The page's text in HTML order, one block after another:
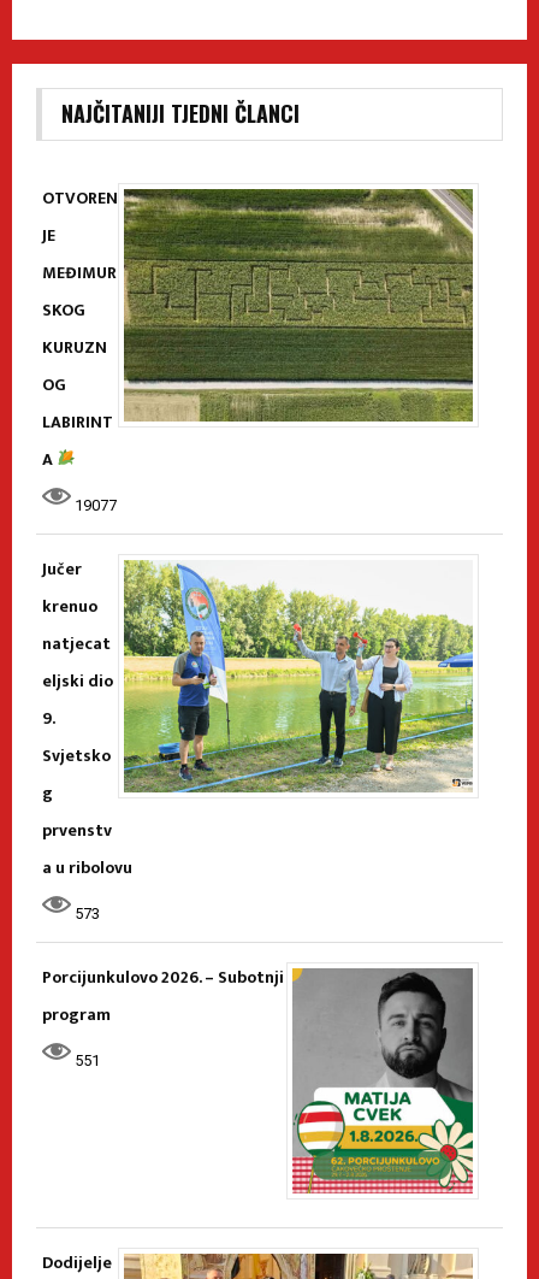
NAJČITANIJI TJEDNI ČLANCI
OTVOREN
JE
MEĐIMUR
SKOG
KURUZN
OG
LABIRINT
A
19077
Jučer
krenuo
natjecat
eljski dio
9.
Svjetsko
g
prvenstv
a u ribolovu
573
Porcijunkulovo 2026. – Subotnji
program
551
Dodijelje